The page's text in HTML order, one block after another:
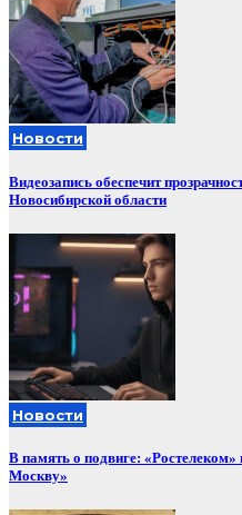
Новости
Видеозапись обеспечит
Новосибирской области
Новости
В память о подвиге: «Ростелеком»
Москву»